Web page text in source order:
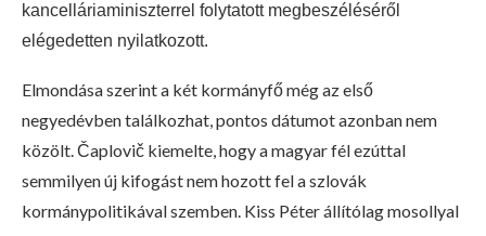
kancelláriaminiszterrel folytatott megbeszéléséről
elégedetten nyilatkozott.
Elmondása szerint a két kormányfő még az első
negyedévben találkozhat, pontos dátumot azonban nem
közölt. Čaplovič kiemelte, hogy a magyar fél ezúttal
semmilyen új kifogást nem hozott fel a szlovák
kormánypolitikával szemben. Kiss Péter állítólag mosollyal